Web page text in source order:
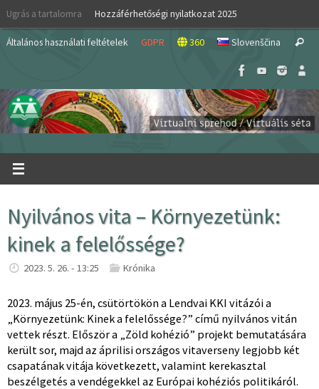
Skip
content
Ugrás a tartalomra Hozzáférhetőségi nyilatkozat 2025
Általános használati feltételek GDPR 360 Slovenščina Search
Nyilvános vita – Környezetünk:
kinek a felelőssége?
2023. 5. 26. - 13:25 Krónika
2023. május 25-én, csütörtökön a Lendvai KKI vitázói a
„Környezetünk: Kinek a felelőssége?” című nyilvános vitán
vettek részt. Először a „Zöld kohézió” projekt bemutatására
került sor, majd az áprilisi országos vitaverseny legjobb két
csapatának vitája következett, valamint kerekasztal
beszélgetés a vendégekkel az Európai kohéziós politikáról.